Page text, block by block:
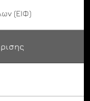
(ΕΙΦ)